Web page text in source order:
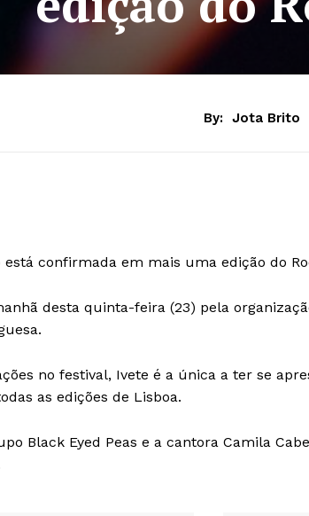
By: Jota Brito
está confirmada em mais uma edição do
desta quinta-feira (23) pela
no festival, Ivete é a única a ter se
as edições de Lisboa.
Black Eyed Peas e a cantora Camila